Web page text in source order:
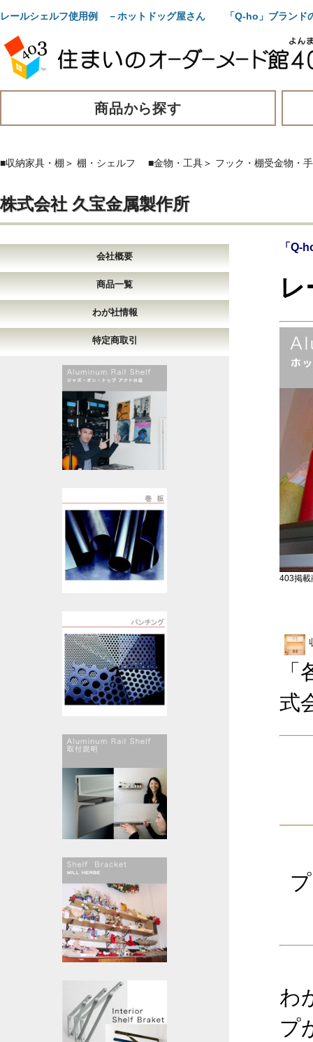
レールシェルフ使用例 －ホットドッグ屋さん 「Q-ho」ブランド
商品から探す
■収納家具・棚 ＞ 棚・シェルフ ■金物・工具＞ フック・棚受金物・
株式会社 久宝金属製作所
会社概要
商品一覧
わが社情報
特定商取引
「Q-
403掲載
式
わ
プ